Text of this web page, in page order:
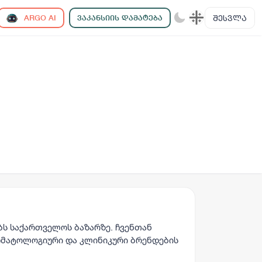
ARGO AI ᲕᲐᲙᲐᲜᲡᲘᲘᲡ ᲓᲐᲛᲐᲢᲔᲑᲐ ᲨᲔᲡᲕᲚᲐ
საქართველოს ბაზარზე. ჩვენთან
და კლინიკური ბრენდების